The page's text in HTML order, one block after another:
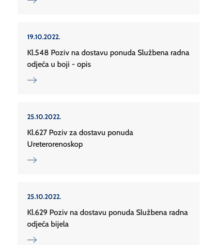
19.10.2022.
Kl.548 Poziv na dostavu ponuda Službena radna
odjeća u boji - opis
25.10.2022.
Kl.627 Poziv za dostavu ponuda
Ureterorenoskop
25.10.2022.
Kl.629 Poziv na dostavu ponuda Službena radna
odjeća bijela